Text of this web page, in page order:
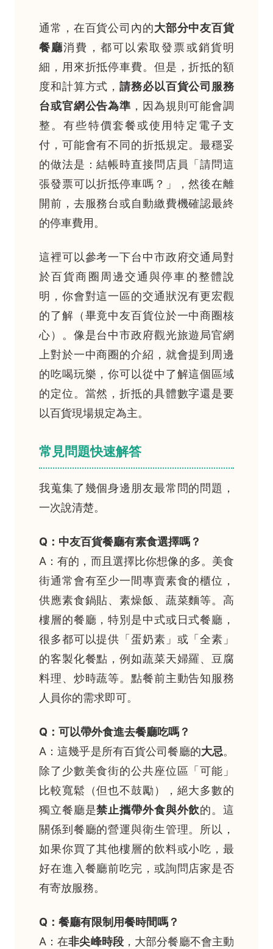
通常，在百貨公司內的大部分中友百貨
餐廳消費，都可以索取發票或銷貨明
細，用來折抵停車費。但是，折抵的額
度和計算方式，請務必以百貨公司服務
台或官網公告為準 ，因為規則可能會調
整。有些特價套餐或使用特定電子支
付，可能會有不同的折抵規定。最穩妥
的做法是：結帳時直接問店員「請問這
張發票可以折抵停車嗎？」，然後在離
開前，去服務台或自動繳費機確認最終
的停車費用。
這裡可以參考一下台中市政府交通局對
於百貨商圈周邊交通與停車的整體說
明，你會對這一區的交通狀況有更宏觀
的了解（畢竟中友百貨位於一中商圈核
心）。像是台中市政府觀光旅遊局官網
上對於一中商圈的介紹，就會提到周邊
的吃喝玩樂，你可以從中了解這個區域
的定位。當然，折抵的具體數字還是要
以百貨現場規定為主。
常見問題快速解答
我蒐集了幾個身邊朋友最常問的問題，
一次說清楚。
Q：中友百貨餐廳有素食選擇嗎？
A：有的，而且選擇比你想像的多。美食
街通常會有至少一間專賣素食的櫃位，
供應素食鍋貼、素燥飯、蔬菜麵等。高
樓層的餐廳，特別是中式或日式餐廳，
很多都可以提供「蛋奶素」或「全素」
的客製化餐點，例如蔬菜天婦羅、豆腐
料理、炒時蔬等。點餐前主動告知服務
人員你的需求即可。
Q：可以帶外食進去餐廳吃嗎？
A：這幾乎是所有百貨公司餐廳的大忌。
除了少數美食街的公共座位區「可能」
比較寬鬆（但也不鼓勵），絕大多數的
獨立餐廳是禁止攜帶外食與外飲的。這
關係到餐廳的營運與衛生管理。所以，
如果你買了其他樓層的飲料或小吃，最
好在進入餐廳前吃完，或詢問店家是否
有寄放服務。
Q：餐廳有限制用餐時間嗎？
A：在非尖峰時段，大部分餐廳不會主動